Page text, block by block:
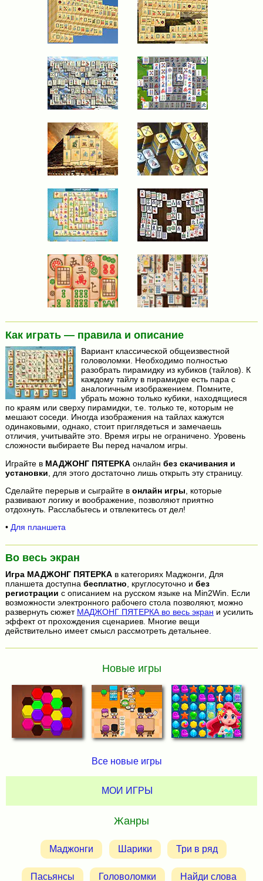
Как играть — правила и описание
Вариант классической общеизвестной
головоломки. Необходимо полностью
разобрать пирамидку из кубиков (тайлов). К
каждому тайлу в пирамидке есть пара с
аналогичным изображением. Помните,
убрать можно только кубики, находящиеся
по краям или сверху пирамидки, т.е. только те, которым не
мешают соседи. Иногда изображения на тайлах кажутся
одинаковыми, однако, стоит приглядеться и замечаешь
отличия, учитывайте это. Время игры не ограничено. Уровень
сложности выбираете Вы перед началом игры.
Играйте в МАДЖОНГ ПЯТЕРКАонлайн без скачивания и
установки , для этого достаточно лишь открыть эту страницу.
Сделайте перерыв и сыграйте в онлайн игры , которые
развивают логику и воображение, позволяют приятно
отдохнуть. Расслабьтесь и отвлекитесь от дел!
• Для планшета
Во весь экран
Игра МАДЖОНГ ПЯТЕРКАв категориях Маджонги, Для
планшета доступна бесплатно , круглосуточно и без
регистрации с описанием на русском языке на Min2Win. Если
возможности электронного рабочего стола позволяют, можно
развернуть сюжет МАДЖОНГ ПЯТЕРКА во весь экран и усилить
эффект от прохождения сценариев. Многие вещи
действительно имеет смысл рассмотреть детальнее.
Новые игры
Все новые игры
МОИ ИГРЫ
Жанры
Маджонги Шарики Три в ряд
Пасьянсы Головоломки Найди слова